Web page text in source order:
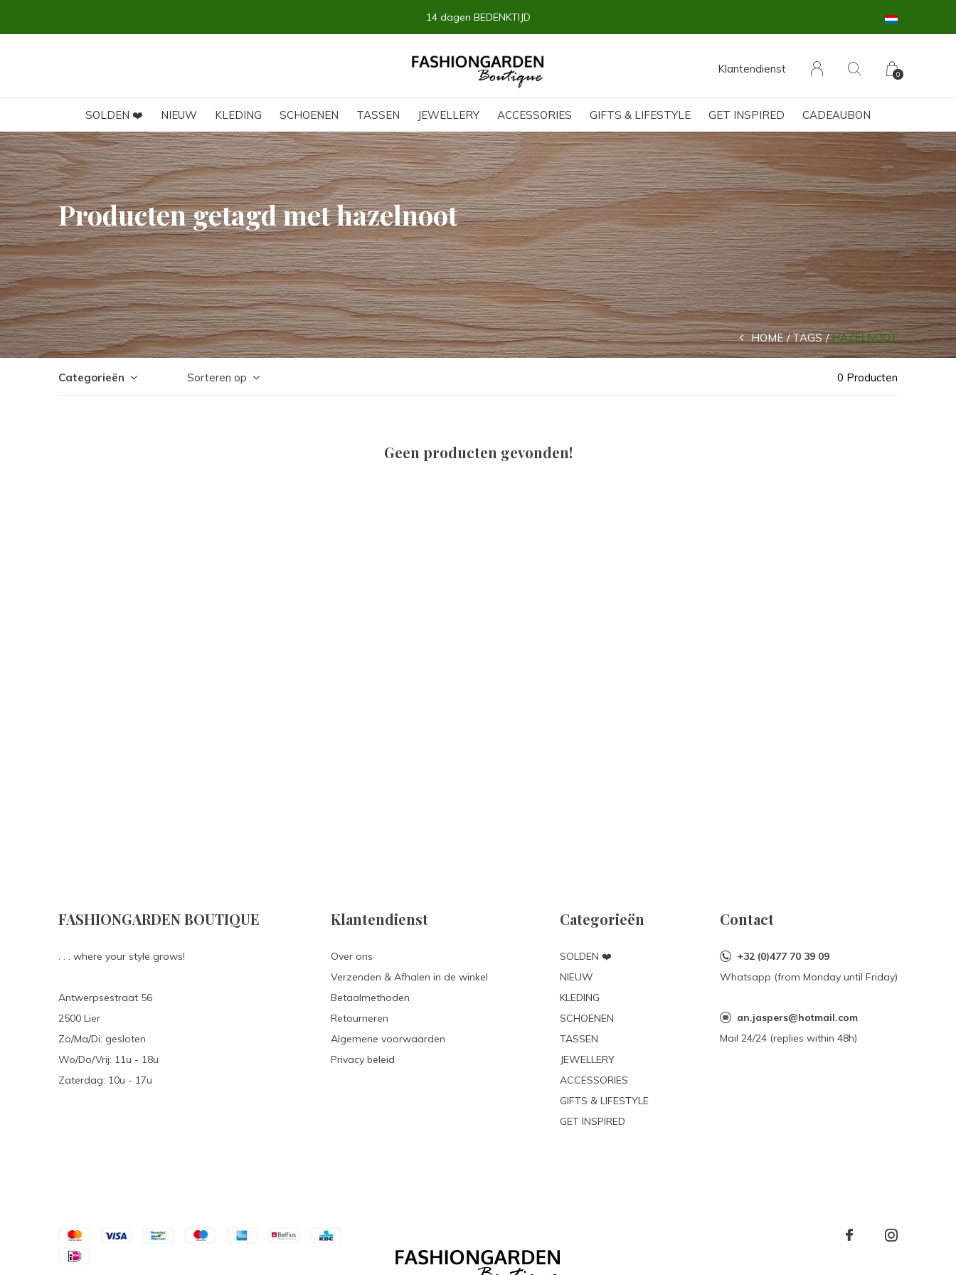
SOLDEN ❤️ NIEUW KLEDING SCHOENEN TASSEN JEWELLERY ACCESSORIES GIFTS & LIFESTYLE GET INSPIRED CADEAUBON
Klantendienst 0
14 dagen BEDENKTIJD
Producten getagd met hazelnoot
HOME TAGS HAZELNOOT
Categorieën Sorteren op 0 Producten
Geen producten gevonden!
FASHIONGARDEN BOUTIQUE
. . . where your style grows!
Antwerpsestraat 56
2500 Lier
Zo/Ma/Di: gesloten
Wo/Do/Vrij: 11u - 18u
Zaterdag: 10u - 17u
Klantendienst
Over ons
Verzenden & Afhalen in de winkel
Betaalmethoden
Retourneren
Algemene voorwaarden
Privacy beleid
Categorieën
SOLDEN ❤️
NIEUW
KLEDING
SCHOENEN
TASSEN
JEWELLERY
ACCESSORIES
GIFTS & LIFESTYLE
GET INSPIRED
Contact
+32 (0)477 70 39 09
Whatsapp (from Monday until Friday)
an.jaspers@hotmail.com
Mail 24/24 (replies within 48h)